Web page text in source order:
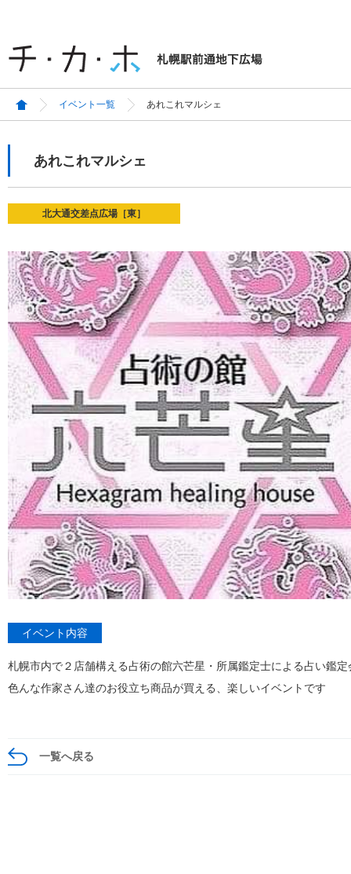
イベント一覧 あれこれマルシェ
あれこれマルシェ
北大通交差点広場［東］
イベント内容
札幌市内で２店舗構える占術の館六芒星・所属鑑定士による占い鑑定
色んな作家さん達のお役立ち商品が買える、楽しいイベントです
一覧へ戻る